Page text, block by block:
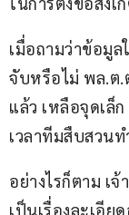
เมื่อถามว่าข้อมู
จับหรือไม่ พล.ต.
แล้ว เหลือจุดเล็
เวลาทีมสืบสวน
อย่างไรก็ตาม เ
เป็นเรื่องละเอีย